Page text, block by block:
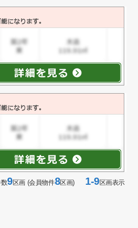
9区画 (会員物件8区画)1-9区画表示